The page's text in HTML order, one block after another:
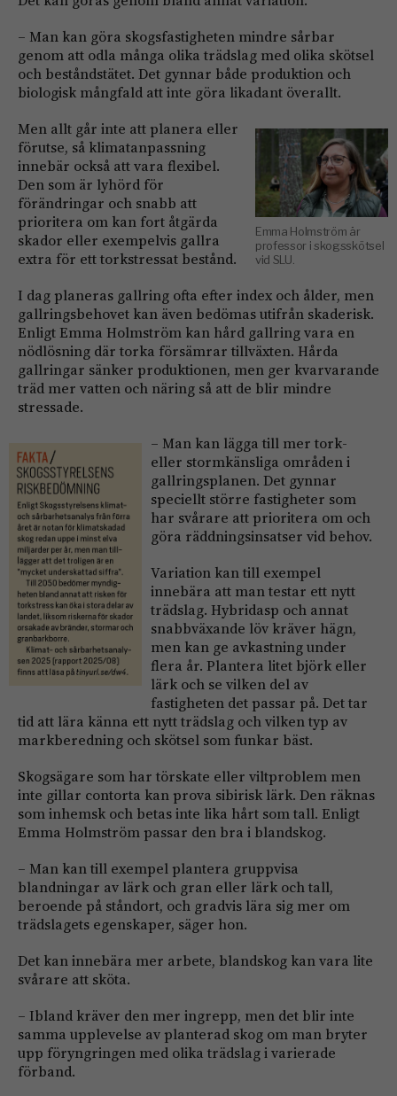
– Man kan göra skogsfastigheten mindre sårbar
genom att odla många olika trädslag med olika skötsel
och beståndstätet. Det gynnar både produktion och
biologisk mångfald att inte göra likadant överallt.
Emma Holmström är
professor i skogsskötsel
vid SLU.
Men allt går inte att planera eller
förutse, så klimatanpassning
innebär också att vara flexibel.
Den som är lyhörd för
förändringar och snabb att
prioritera om kan fort åtgärda
skador eller exempelvis gallra
extra för ett torkstressat bestånd.
I dag planeras gallring ofta efter index och ålder, men
gallringsbehovet kan även bedömas utifrån skaderisk.
Enligt Emma Holmström kan hård gallring vara en
nödlösning där torka försämrar tillväxten. Hårda
gallringar sänker produktionen, men ger kvarvarande
träd mer vatten och näring så att de blir mindre
stressade.
– Man kan lägga till mer tork-
eller stormkänsliga områden i
gallringsplanen. Det gynnar
speciellt större fastigheter som
har svårare att prioritera om och
göra räddningsinsatser vid behov.
Variation kan till exempel
innebära att man testar ett nytt
trädslag. Hybridasp och annat
snabbväxande löv kräver hägn,
men kan ge avkastning under
flera år. Plantera litet björk eller
lärk och se vilken del av
fastigheten det passar på. Det tar
tid att lära känna ett nytt trädslag och vilken typ av
markberedning och skötsel som funkar bäst.
Skogsägare som har törskate eller viltproblem men
inte gillar contorta kan prova sibirisk lärk. Den räknas
som inhemsk och betas inte lika hårt som tall. Enligt
Emma Holmström passar den bra i blandskog.
– Man kan till exempel plantera gruppvisa
blandningar av lärk och gran eller lärk och tall,
beroende på ståndort, och gradvis lära sig mer om
trädslagets egenskaper, säger hon.
Det kan innebära mer arbete, blandskog kan vara lite
svårare att sköta.
– Ibland kräver den mer ingrepp, men det blir inte
samma upplevelse av planterad skog om man bryter
upp föryngringen med olika trädslag i varierade
förband.